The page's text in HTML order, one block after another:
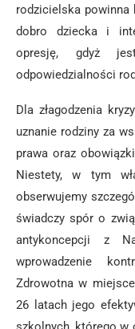
rodzicielska powinna
dobro dziecka i
opresję, gdyż
odpowiedzialności
Dla złagodzenia
uznanie rodziny za
prawa oraz
Niestety, w tym
obserwujemy
świadczy spór o
antykoncepcji z
wprowadzenie
Zdrowotna w
26 latach jego